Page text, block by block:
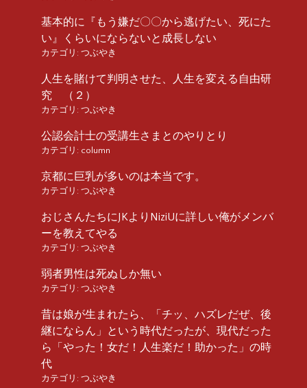
基本的に『もう嫌だ〇〇から逃げたい、死にた
い』くらいにならないと成長しない
カテゴリ: つぶやき
人生を賭けて判明させた、人生を変える自由研
究 （２）
カテゴリ: つぶやき
公認会計士の受講生さまとのやりとり
カテゴリ: column
京都に巨乳が多いのは本当です。
カテゴリ: つぶやき
おじさんたちにJKよりNiziUに詳しい俺がメンバ
ーを教えてやる
カテゴリ: つぶやき
弱者男性は死ぬしか無い
カテゴリ: つぶやき
昔は娘が生まれたら、「チッ、ハズレだぜ、後
継にならん」という時代だったが、現代だった
ら「やった！女だ！人生楽だ！助かった」の時
代
カテゴリ: つぶやき